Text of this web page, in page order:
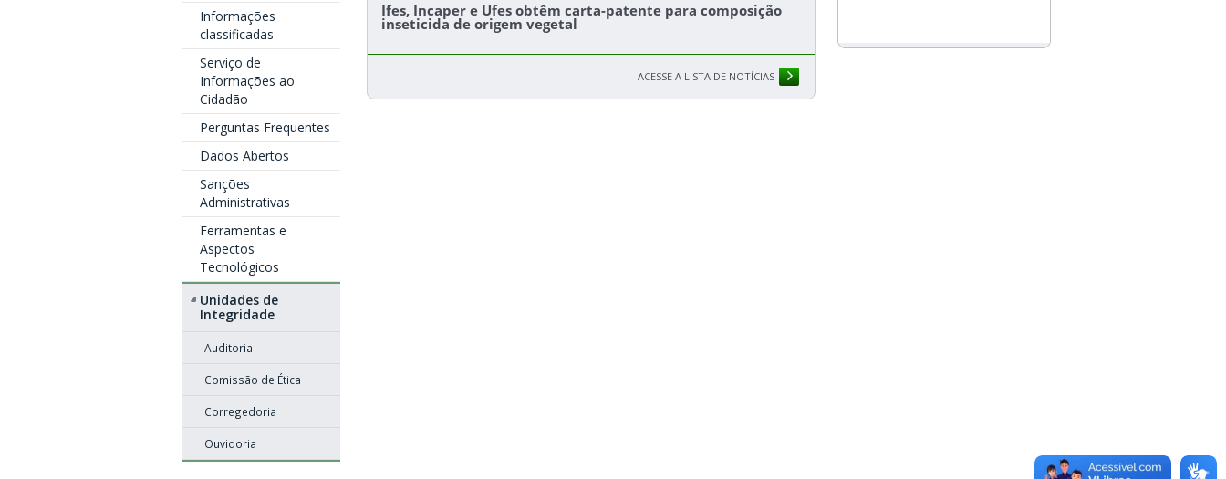
Informações
classificadas
Serviço de
Informações ao
Cidadão
Perguntas Frequentes
Dados Abertos
Sanções
Administrativas
Ferramentas e
Aspectos
Tecnológicos
Unidades de
Integridade
Auditoria
Comissão de Ética
Corregedoria
Ouvidoria
Ifes, Incaper e Ufes obtêm carta-patente para composição
inseticida de origem vegetal
ACESSE A LISTA DE NOTÍCIAS